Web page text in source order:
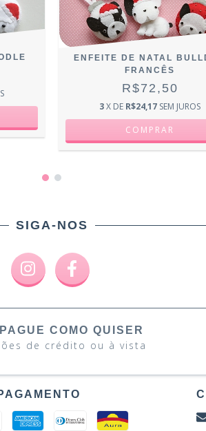
ENFEITE DE NATAL
FRANCÊS
R$72,50
3X DE R$24,17 SEM JUROS
SIGA-NOS
PAGUE COMO QUISER
de crédito ou à vista